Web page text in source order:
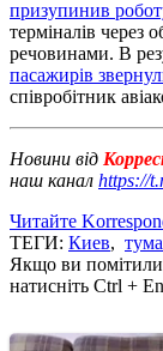
призупинив
терміналів через
речовинами. В
пасажирів
співробітник
Новини від
наш канал https://
Читайте
ТЕГИ: Киев,
Якщо ви помітили
натисніть Ctrl +